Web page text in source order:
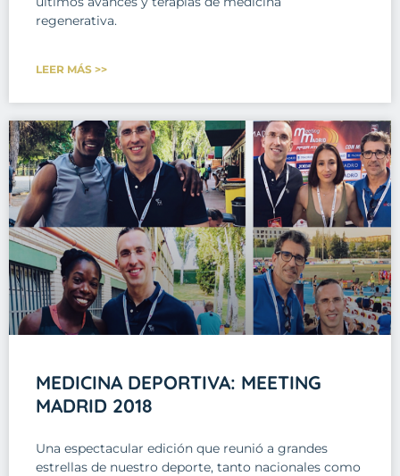
regenerativa.
LEER MÁS >>
MEDICINA DEPORTIVA: MEETING
MADRID 2018
Una espectacular edición que reunió a grandes
estrellas de nuestro deporte, tanto nacionales como